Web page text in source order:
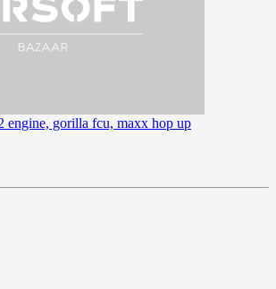
engine, gorilla fcu, maxx hop up